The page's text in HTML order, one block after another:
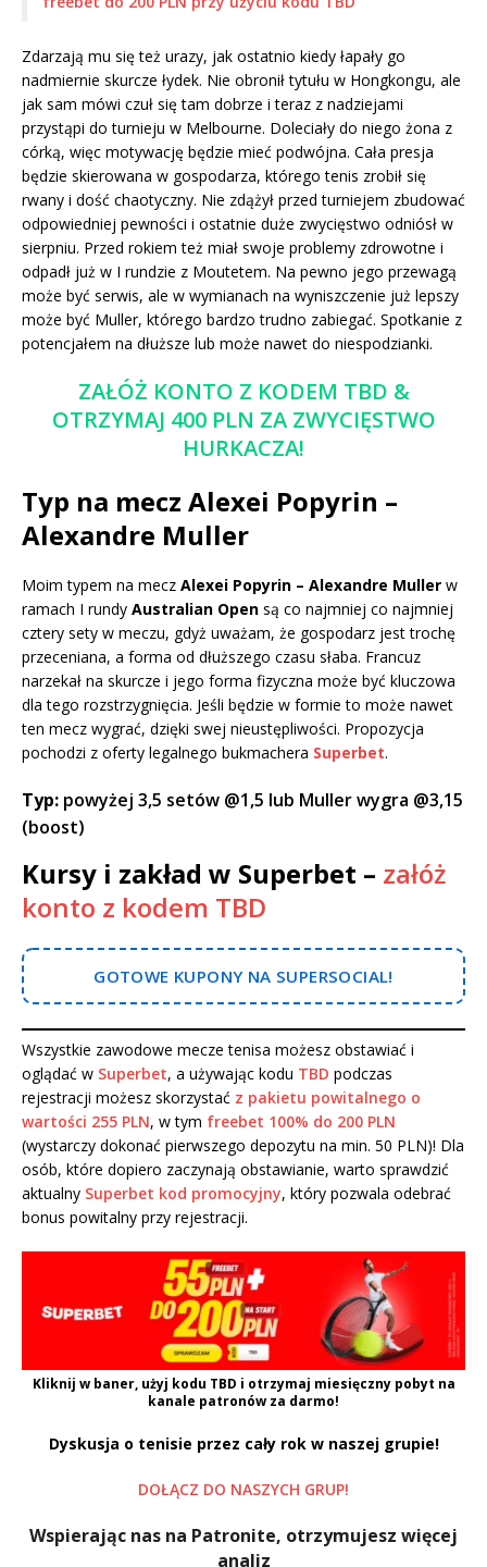
Zdarzają mu się też urazy, jak ostatnio kiedy łapały go
nadmiernie skurcze łydek. Nie obronił tytułu w Hongkongu, ale
jak sam mówi czuł się tam dobrze i teraz z nadziejami
przystąpi do turnieju w Melbourne. Doleciały do niego żona z
córką, więc motywację będzie mieć podwójna. Cała presja
będzie skierowana w gospodarza, którego tenis zrobił się
rwany i dość chaotyczny. Nie zdążył przed turniejem zbudować
odpowiedniej pewności i ostatnie duże zwycięstwo odniósł w
sierpniu. Przed rokiem też miał swoje problemy zdrowotne i
odpadł już w I rundzie z Moutetem. Na pewno jego przewagą
może być serwis, ale w wymianach na wyniszczenie już lepszy
może być Muller, którego bardzo trudno zabiegać. Spotkanie z
potencjałem na dłuższe lub może nawet do niespodzianki.
ZAŁÓŻ KONTO Z KODEM TBD &
OTRZYMAJ 400 PLN ZA ZWYCIĘSTWO
HURKACZA!
Typ na mecz Alexei Popyrin –
Alexandre Muller
Moim typem na mecz Alexei Popyrin – Alexandre Muller w
ramach I rundy Australian Open są co najmniej co najmniej
cztery sety w meczu, gdyż uważam, że gospodarz jest trochę
przeceniana, a forma od dłuższego czasu słaba. Francuz
narzekał na skurcze i jego forma fizyczna może być kluczowa
dla tego rozstrzygnięcia. Jeśli będzie w formie to może nawet
ten mecz wygrać, dzięki swej nieustępliwości. Propozycja
pochodzi z oferty legalnego bukmachera Superbet.
Typ: powyżej 3,5 setów @1,5 lub Muller wygra @3,15
(boost)
Kursy i zakład w Superbet – załóż
konto z kodem TBD
GOTOWE KUPONY NA SUPERSOCIAL!
Wszystkie zawodowe mecze tenisa możesz obstawiać i
oglądać w Superbet, a używając kodu TBD podczas
rejestracji możesz skorzystać z pakietu powitalnego o
wartości 255 PLN, w tym freebet 100% do 200 PLN
(wystarczy dokonać pierwszego depozytu na min. 50 PLN)! Dla
osób, które dopiero zaczynają obstawianie, warto sprawdzić
aktualny Superbet kod promocyjny, który pozwala odebrać
bonus powitalny przy rejestracji.
Kliknij w baner, użyj kodu TBD i otrzymaj miesięczny pobyt na
kanale patronów za darmo!
Dyskusja o tenisie przez cały rok w naszej grupie!
DOŁĄCZ DO NASZYCH GRUP!
Wspierając nas na Patronite, otrzymujesz więcej
analiz